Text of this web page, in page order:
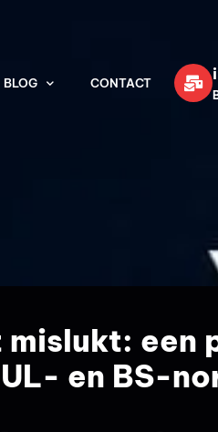
BLOG CONTACT
een
en BS-